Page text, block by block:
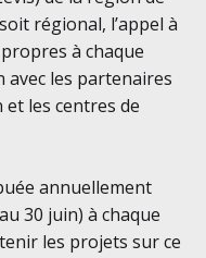
régional, l’appel à
à chaque
les partenaires
les centres de
annuellement
30 juin) à chaque
les projets sur ce